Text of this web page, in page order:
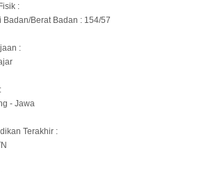
:
Badan/Berat Badan : 154/57
:
- Jawa
Terakhir :